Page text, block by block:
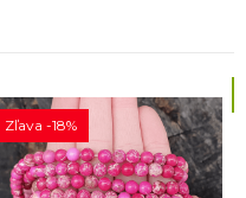
Zľava -18%